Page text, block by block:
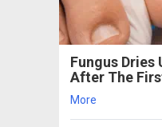
Fungus Dries
After The
More